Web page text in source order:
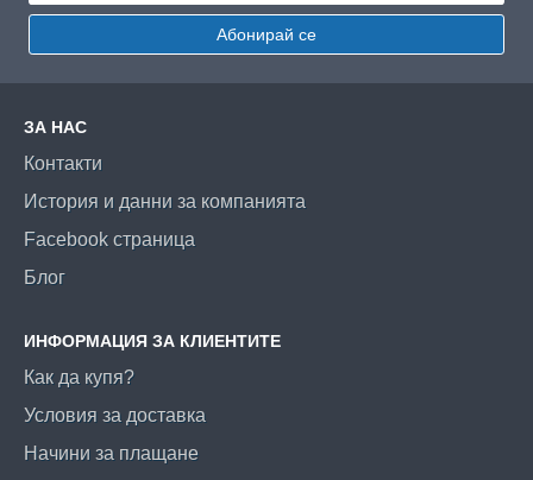
Абонирай се
ЗА НАС
Контакти
История и данни за компанията
Facebook страница
Блог
ИНФОРМАЦИЯ ЗА КЛИЕНТИТЕ
Как да купя?
Условия за доставка
Начини за плащане